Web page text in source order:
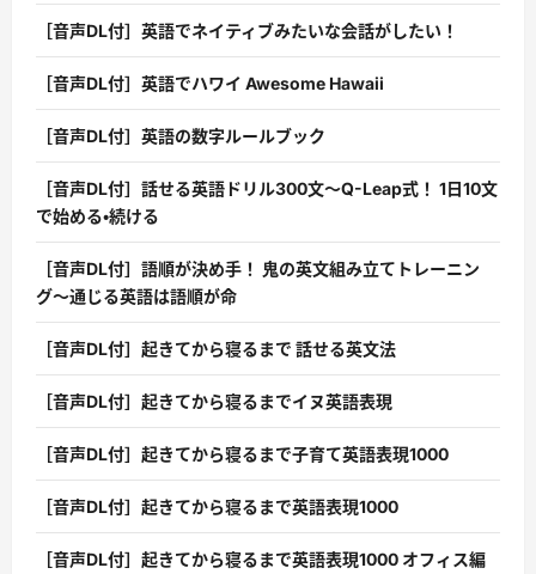
［音声DL付］英語でネイティブみたいな会話がしたい！
［音声DL付］英語でハワイ Awesome Hawaii
［音声DL付］英語の数字ルールブック
［音声DL付］話せる英語ドリル300文〜Q-Leap式！ 1日10文
で始める・続ける
［音声DL付］語順が決め手！ 鬼の英文組み立てトレーニン
グ〜通じる英語は語順が命
［音声DL付］起きてから寝るまで 話せる英文法
［音声DL付］起きてから寝るまでイヌ英語表現
［音声DL付］起きてから寝るまで子育て英語表現1000
［音声DL付］起きてから寝るまで英語表現1000
［音声DL付］起きてから寝るまで英語表現1000 オフィス編